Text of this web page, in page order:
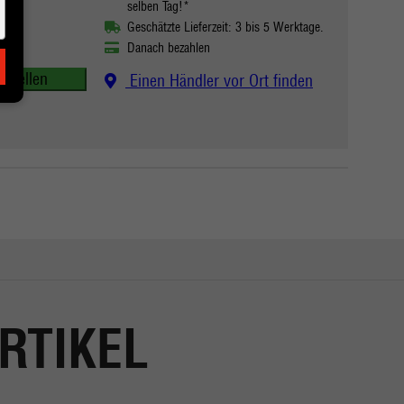
selben Tag!*
Geschätzte Lieferzeit: 3 bis 5 Werktage.
Danach bezahlen
Bestellen Einen Händler vor Ort finden